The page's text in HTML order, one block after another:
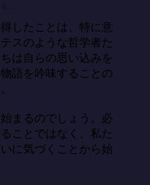
。」
したことは、特に意
スのような哲学者た
は自らの思い込みを
語を吟味することの
まるのでしょう。必
ことではなく、私た
に気づくことから始